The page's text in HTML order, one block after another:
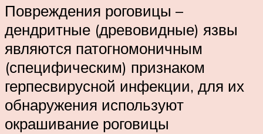
Повреждения роговицы –
дендритные (древовидные) язвы
являются патогномоничным
(специфическим) признаком
герпесвирусной инфекции, для их
обнаружения используют
окрашивание роговицы